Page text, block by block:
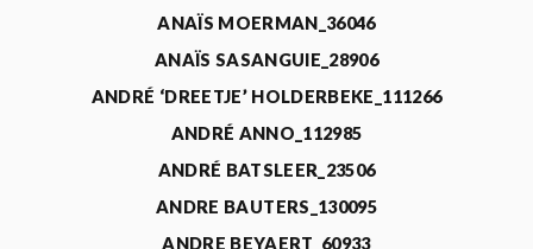
ANAÏS MOERMAN_36046
ANAÏS SASANGUIE_28906
ANDRÉ ‘DREETJE’ HOLDERBEKE_111266
ANDRÉ ANNO_112985
ANDRÉ BATSLEER_23506
ANDRE BAUTERS_130095
ANDRE BEYAERT_60933